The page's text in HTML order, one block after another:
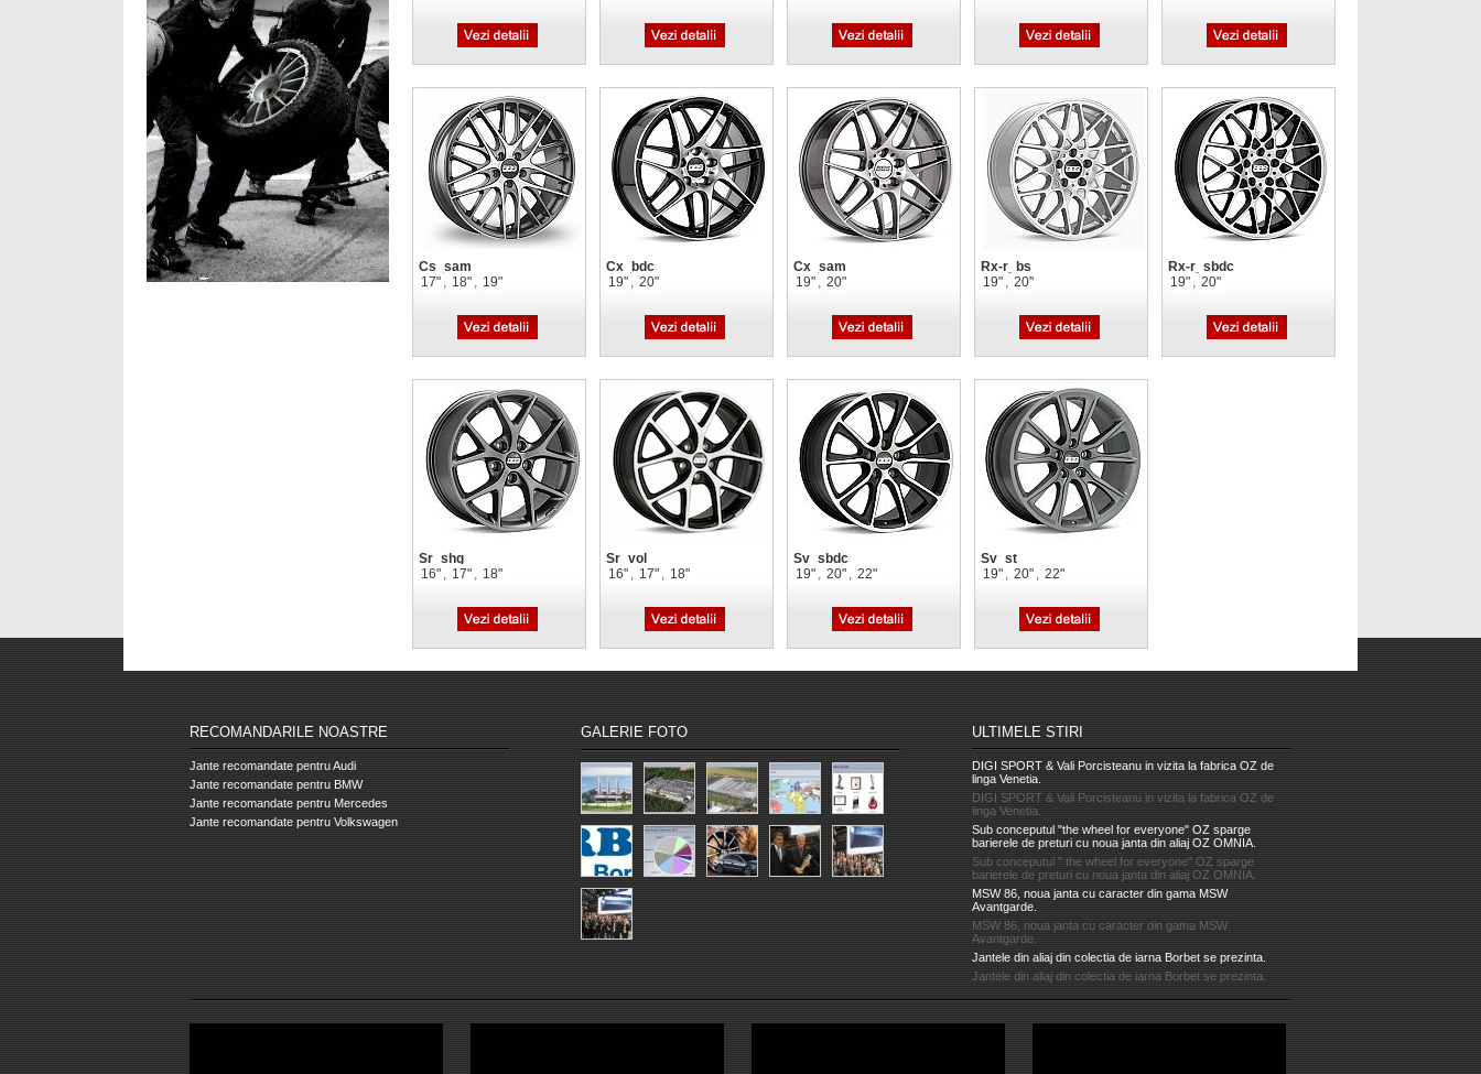
Cs_sam
17" , 18" , 19"
Cx_bdc
19" , 20"
Cx_sam
19" , 20"
Rx-r_bs
19" , 20"
Rx-r_sbdc
19" , 20"
Sr_shg
16" , 17" , 18"
Sr_vol
16" , 17" , 18"
Sv_sbdc
19" , 20" , 22"
Sv_st
19" , 20" , 22"
RECOMANDARILE NOASTRE
Jante recomandate pentru Audi
Jante recomandate pentru BMW
Jante recomandate pentru Mercedes
Jante recomandate pentru Volkswagen
GALERIE FOTO ULTIMELE STIRI
DIGI SPORT & Vali Porcisteanu in vizita la fabrica OZ de
linga Venetia.
DIGI SPORT & Vali Porcisteanu in vizita la fabrica OZ de
linga Venetia.
Sub conceputul "the wheel for everyone" OZ sparge
barierele de preturi cu noua janta din aliaj OZ OMNIA.
Sub conceputul " the wheel for everyone" OZ sparge
barierele de preturi cu noua janta din aliaj OZ OMNIA.
MSW 86, noua janta cu caracter din gama MSW
Avantgarde.
MSW 86, noua janta cu caracter din gama MSW
Avantgarde.
Jantele din aliaj din colectia de iarna Borbet se prezinta.
Jantele din aliaj din colectia de iarna Borbet se prezinta.